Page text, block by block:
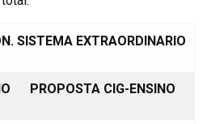
SISTEMA EXTRAORDINARIO
PROPOSTA CIG-ENSINO